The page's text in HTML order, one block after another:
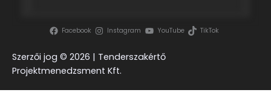
Facebook Instagram YouTube TikTok
Szerzői jog © 2026 | Tenderszakértő
Projektmenedzsment Kft.